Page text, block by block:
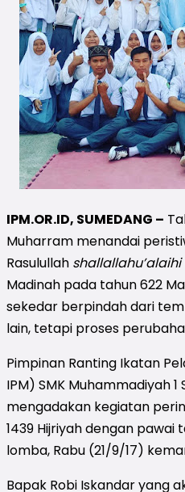
IPM.OR.ID, SUMEDANG –
Muharram menandai
Rasulullah
Madinah pada tahun 622
sekedar berpindah dari
lain, tetapi proses
Pimpinan Ranting Ikatan
IPM) SMK Muhammadiyah
mengadakan kegiatan
1439 Hijriyah dengan pawai
lomba, Rabu (21/9/17)
Bapak Robi Iskandar yang